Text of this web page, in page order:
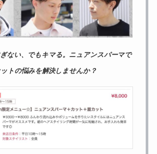
ない、でもキマる。ニュアンスパーマで
ットの悩みを解決しませんか？